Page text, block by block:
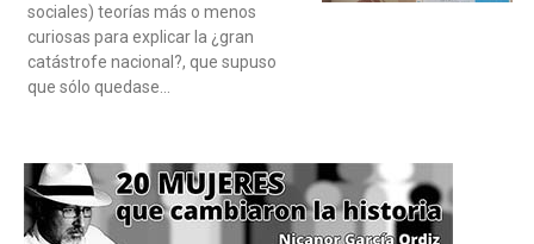
sociales) teorías más o menos
curiosas para explicar la ¿gran
catástrofe nacional?, que supuso
que sólo quedase…